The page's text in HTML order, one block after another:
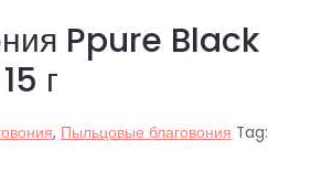
Ppure Black
г
, Пыльцовые благовония Tag: